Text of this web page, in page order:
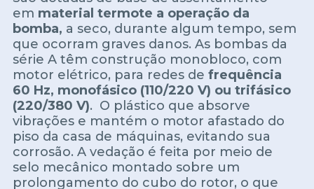
em material termote a operação da
bomba, a seco, durante algum tempo, sem
que ocorram graves danos. As bombas da
série A têm construção monobloco, com
motor elétrico, para redes de frequência
60 Hz, monofásico (110/220 V) ou trifásico
(220/380 V). O plástico que absorve
vibrações e mantém o motor afastado do
piso da casa de máquinas, evitando sua
corrosão. A vedação é feita por meio de
selo mecânico montado sobre um
prolongamento do cubo do rotor, o que